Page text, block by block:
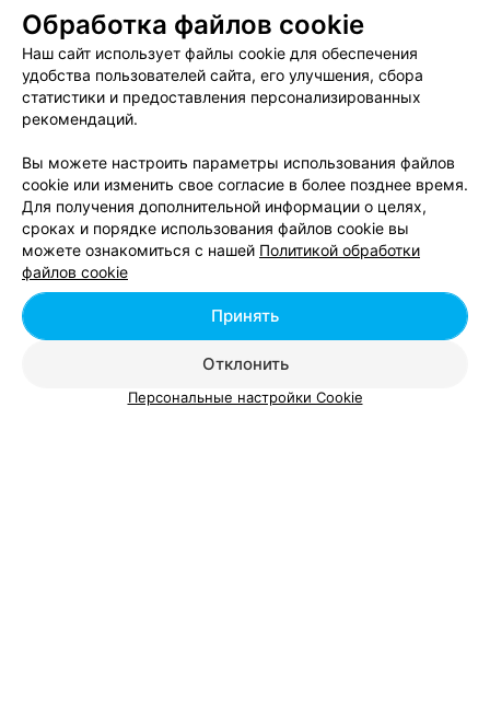
Минске
Тату салоны возле метро Автозаводская в
Минске
Добавить компанию
Добавить специалиста
Обработка файлов cookie
Наш сайт использует файлы cookie для обеспечения
удобства пользователей сайта, его улучшения, сбора
статистики и предоставления персонализированных
рекомендаций.
Вы можете настроить параметры использования файлов
cookie или изменить свое согласие в более позднее время.
Для получения дополнительной информации о целях,
сроках и порядке использования файлов cookie вы
можете ознакомиться с нашей Политикой обработки
файлов cookie
Отклонить
Принять
Персональные настройки Cookie